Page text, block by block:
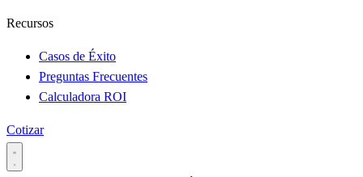
Recursos
Casos de Éxito
Preguntas Frecuentes
Calculadora ROI
Cotizar